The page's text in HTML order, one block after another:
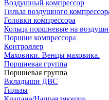
Воздушный компрессор
Гильза воздушного
Головки компрессора
Кольца поршневые на
Поршни компрессора
Контроллер
Маховики. Венцы маховика.
Поршневая группа
Поршневая группа
Вкладыши ДВС
Гильзы